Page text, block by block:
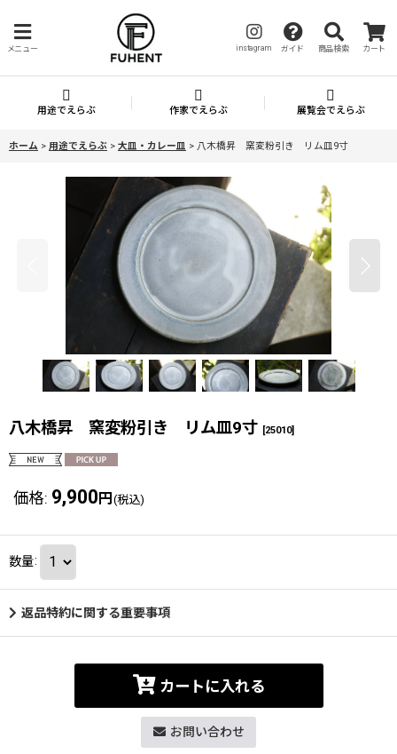
メニュー instagram ガイド 商品検索 カート
用途でえらぶ 作家でえらぶ 展覧会でえらぶ
ホーム > 用途でえらぶ > 大皿・カレー皿 > 八木橋昇 窯変粉引き リム皿9寸
八木橋昇 窯変粉引き リム皿9寸 [25010]
価格: 9,900 円 (税込)
数量:
返品特約に関する重要事項
カートに入れる
お問い合わせ